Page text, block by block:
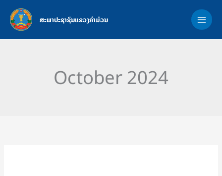
content
ສະພາປະຊາຊົນແຂວງຄຳມ່ວນ
October 2024